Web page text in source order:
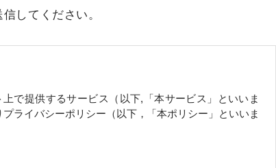
してください。
で提供するサービス（以下,「本サービス」といいま
ライバシーポリシー（以下，「本ポリシー」といいま